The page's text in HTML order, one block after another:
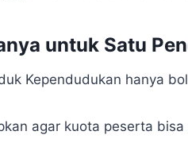
untuk Satu
Kependudukan hanya
agar kuota peserta